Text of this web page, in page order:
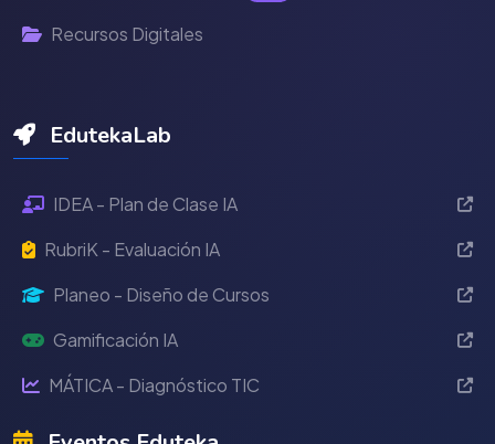
Recursos Digitales
EdutekaLab
IDEA - Plan de Clase IA
RubriK - Evaluación IA
Planeo - Diseño de Cursos
Gamificación IA
MÁTICA - Diagnóstico TIC